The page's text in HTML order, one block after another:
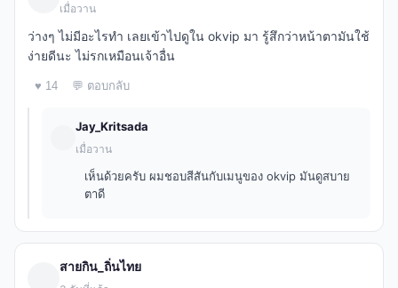
เมื่อวาน
ว่างๆ ไม่มีอะไรทำ เลยเข้าไปดูใน okvip มา รู้สึกว่าหน้าตามันใช้
ง่ายดีนะ ไม่รกเหมือนเจ้าอื่น
♥ 14 💬 ตอบกลับ
Jay_Kritsada
เมื่อวาน
เห็นด้วยครับ ผมชอบสีสันกับเมนูของ okvip มันดูสบาย
ตาดี
สายกิน_ถิ่นไทย